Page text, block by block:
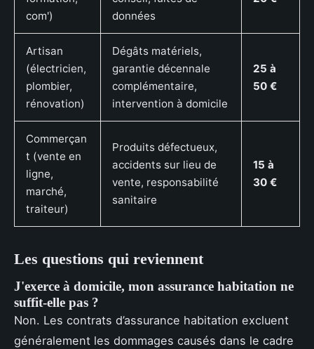
com')
données
Artisan
(électricien,
plombier,
rénovation)
Dégâts matériels,
garantie décennale
complémentaire,
intervention à domicile
25 à
50 €
Commerçan
t (vente en
ligne,
marché,
traiteur)
Produits défectueux,
accidents sur lieu de
vente, responsabilité
sanitaire
15 à
30 €
Les questions qui reviennent
J'exerce à domicile, mon assurance habitation ne
suffit-elle pas ?
Non. Les contrats d’assurance habitation excluent
généralement les dommages causés dans le cadre